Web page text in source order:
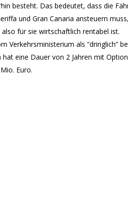
besteht. Das bedeutet, dass die
und Gran Canaria ansteuern
für sie wirtschaftlich rentabel ist.
Verkehrsministerium als “dringlich”
eine Dauer von 2 Jahren mit
Euro.